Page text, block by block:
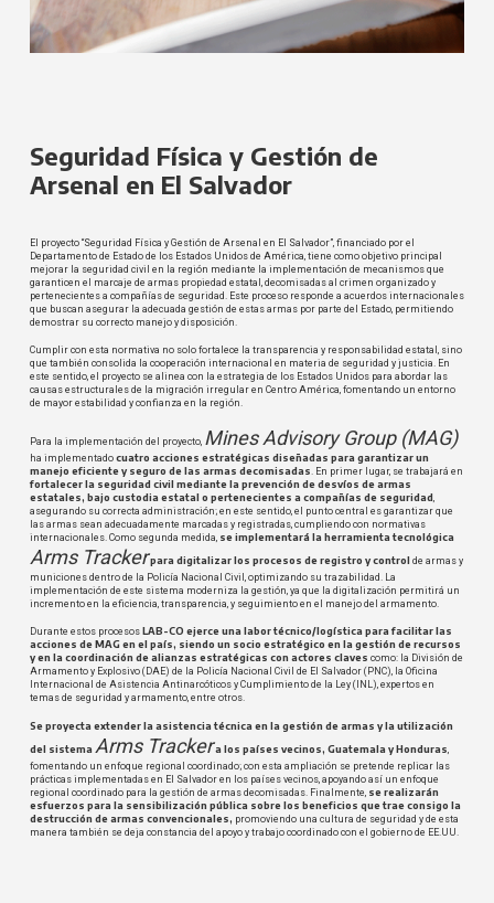
Seguridad Física y Gestión de
Arsenal en El Salvador
El proyecto “Seguridad Física y Gestión de Arsenal en El Salvador”, financiado por el
Departamento de Estado de los Estados Unidos de América, tiene como objetivo principal
mejorar la seguridad civil en la región mediante la implementación de mecanismos que
garanticen el marcaje de armas propiedad estatal, decomisadas al crimen organizado y
pertenecientes a compañías de seguridad. Este proceso responde a acuerdos internacionales
que buscan asegurar la adecuada gestión de estas armas por parte del Estado, permitiendo
demostrar su correcto manejo y disposición.
Cumplir con esta normativa no solo fortalece la transparencia y responsabilidad estatal, sino
que también consolida la cooperación internacional en materia de seguridad y justicia. En
este sentido, el proyecto se alinea con la estrategia de los Estados Unidos para abordar las
causas estructurales de la migración irregular en Centro América, fomentando un entorno
de mayor estabilidad y confianza en la región.
Para la implementación del proyecto, Mines Advisory Group (MAG)
ha implementado cuatro acciones estratégicas diseñadas para garantizar un
manejo eficiente y seguro de las armas decomisadas . En primer lugar, se trabajará en
fortalecer la seguridad civil mediante la prevención de desvíos de armas
estatales, bajo custodia estatal o pertenecientes a compañías de seguridad
asegurando su correcta administración; en este sentido, el punto central es garantizar que
las armas sean adecuadamente marcadas y registradas, cumpliendo con normativas
internacionales. Como segunda medida, se implementará la herramienta tecnológica
Arms Trackerpara digitalizar los procesos de registro y control de armas y
municiones dentro de la Policía Nacional Civil, optimizando su trazabilidad. La
implementación de este sistema moderniza la gestión, ya que la digitalización permitirá un
incremento en la eficiencia, transparencia, y seguimiento en el manejo del armamento.
Durante estos procesos LAB-CO ejerce una labor técnico/logística para facilitar las
acciones de MAG en el país, siendo un socio estratégico en la gestión de recursos
y en la coordinación de alianzas estratégicas con actores claves como: la División de
Armamento y Explosivo (DAE) de la Policía Nacional Civil de El Salvador (PNC), la Oficina
Internacional de Asistencia Antinarcóticos y Cumplimiento de la Ley (INL), expertos en
temas de seguridad y armamento, entre otros.
Se proyecta extender la asistencia técnica en la gestión de armas y la utilización
del sistema Arms Trackera los países vecinos, Guatemala y Honduras
fomentando un enfoque regional coordinado; con esta ampliación se pretende replicar las
prácticas implementadas en El Salvador en los países vecinos, apoyando así un enfoque
regional coordinado para la gestión de armas decomisadas. Finalmente, se realizarán
esfuerzos para la sensibilización pública sobre los beneficios que trae consigo la
destrucción de armas convencionales, promoviendo una cultura de seguridad y de esta
manera también se deja constancia del apoyo y trabajo coordinado con el gobierno de EE.UU.